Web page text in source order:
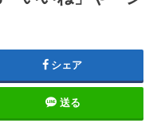
シェア
送る